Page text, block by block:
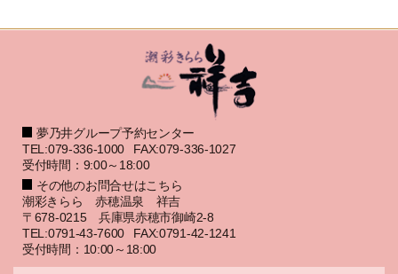
夢乃井グループ予約センター
TEL:079-336-1000
FAX:079-336-1027
受付時間：9:00～18:00
その他のお問合せはこちら
潮彩きらら 赤穂温泉 祥吉
〒678-0215 兵庫県赤穂市御崎2-8
TEL:0791-43-7600
FAX:0791-42-1241
受付時間：10:00～18:00